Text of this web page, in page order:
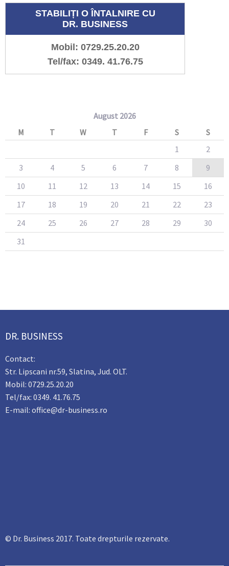
STABILIȚI O ÎNTALNIRE CU
DR. BUSINESS
Mobil: 0729.25.20.20
Tel/fax: 0349. 41.76.75
August 2026
M
T W T F S
S
1
2
3
4 5 6 7 8
9
10
11 12 13 14 15
16
17
18 19 20 21 22
23
24
25 26 27 28 29
30
31
DR. BUSINESS
Contact:
Str. Lipscani nr.59, Slatina, Jud. OLT.
Mobil: 0729.25.20.20
Tel/fax: 0349. 41.76.75
E-mail: office@dr-business.ro
© Dr. Business 2017. Toate drepturile rezervate.